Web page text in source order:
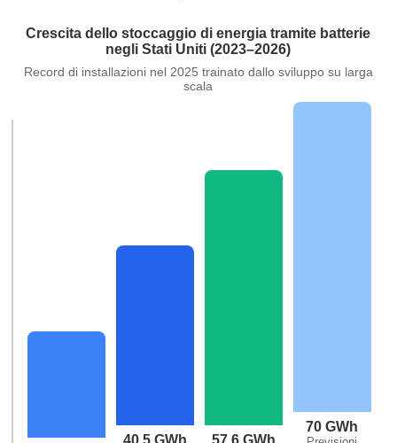
Crescita dello stoccaggio di energia tramite batterie
negli Stati Uniti (2023–2026)
Record di installazioni nel 2025 trainato dallo sviluppo su larga
scala
40,5 GWh 57,6 GWh
70 GWh